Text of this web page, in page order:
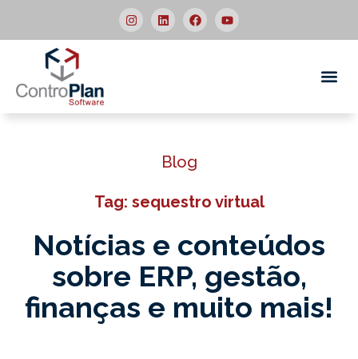
Blog
Tag: sequestro virtual
Notícias e conteúdos
sobre ERP, gestão,
finanças e muito mais!